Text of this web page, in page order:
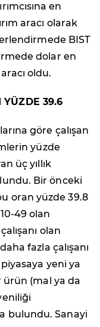
en
aracı olarak
BIST
dolar en
oldu.
YÜZDE 39.6
göre çalışan
yüzde
üç yıllık
Bir önceki
oran yüzde 39.8
49 olan
olan
fazla çalışanı
yeni ya
(mal ya da
bulundu. Sanayi